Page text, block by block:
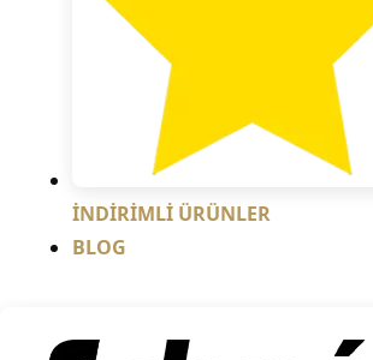
İNDİRİMLİ ÜRÜNLER
BLOG